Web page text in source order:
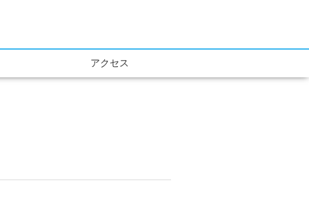
アクセス